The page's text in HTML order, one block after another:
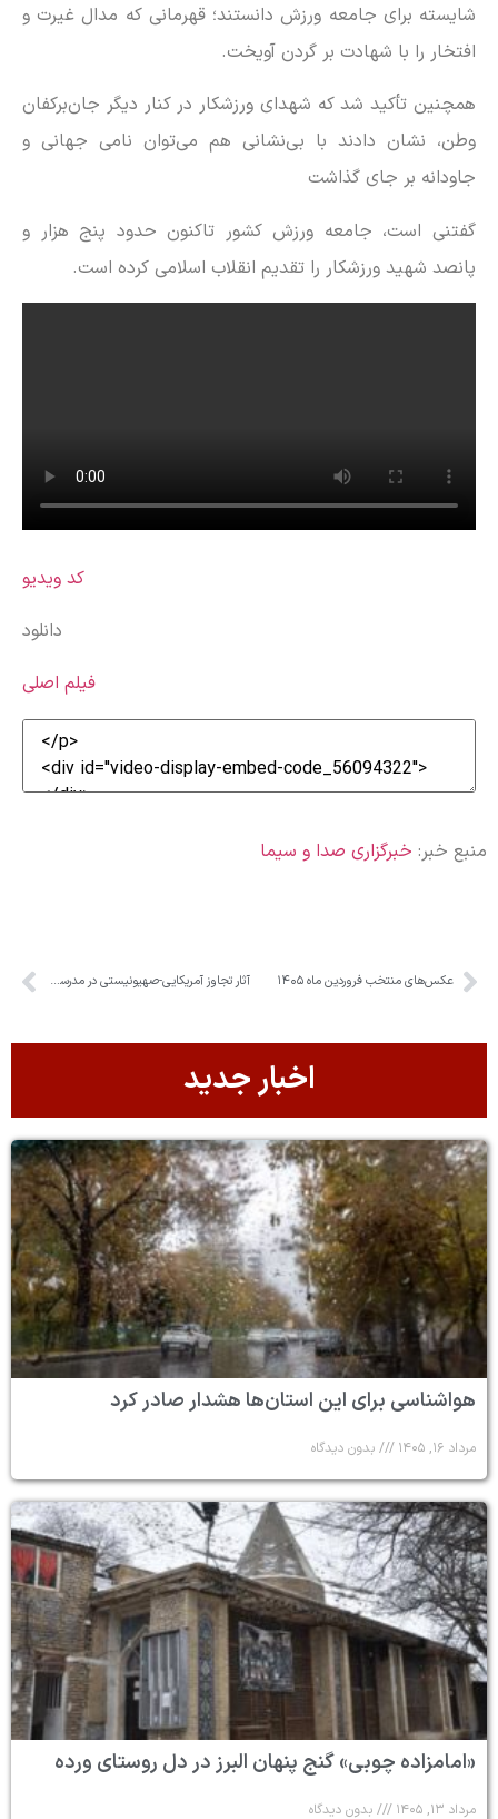
شایسته برای جامعه ورزش دانستند؛ قهرمانی که مدال غیرت و
افتخار را با شهادت بر گردن آویخت.
همچنین تأکید شد که شهدای ورزشکار در کنار دیگر جان‌برکفان
وطن، نشان دادند با بی‌نشانی هم می‌توان نامی جهانی و
جاودانه بر جای گذاشت
گفتنی است، جامعه ورزش کشور تاکنون حدود پنج هزار و
پانصد شهید ورزشکار را تقدیم انقلاب اسلامی کرده است.
کد ویدیو
دانلود
فیلم اصلی
منبع خبر: خبرگزاری صدا و سیما
عکس‌های منتخب فروردین ماه ۱۴۰۵ آثار تجاوز آمریکایی-صهیونیستی در مدرسه کمیل کرج
اخبار جدید
هواشناسی برای این استان‌ها هشدار صادر کرد
مرداد ۱۶, ۱۴۰۵ بدون دیدگاه
«امامزاده چوبی» گنج پنهان البرز در دل روستای ورده
مرداد ۱۳, ۱۴۰۵ بدون دیدگاه